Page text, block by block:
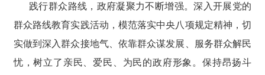
践行群众路线，政府凝聚力不断增强。深入开展党的
群众路线教育实践活动，模范落实中央八项规定精神，切
实做到深入群众接地气、依靠群众谋发展、服务群众解民
忧，树立了亲民、爱民、为民的政府形象。保持昂扬斗